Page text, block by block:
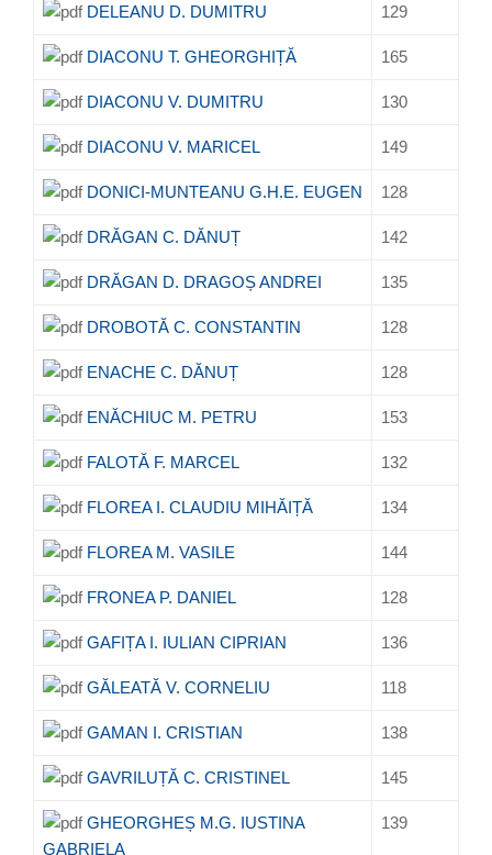
DELEANU D. DUMITRU 129
DIACONU T. GHEORGHIȚĂ 165
DIACONU V. DUMITRU 130
DIACONU V. MARICEL 149
DONICI-MUNTEANU G.H.E. EUGEN 128
DRĂGAN C. DĂNUȚ 142
DRĂGAN D. DRAGOȘ ANDREI 135
DROBOTĂ C. CONSTANTIN 128
ENACHE C. DĂNUȚ 128
ENĂCHIUC M. PETRU 153
FALOTĂ F. MARCEL 132
FLOREA I. CLAUDIU MIHĂIȚĂ 134
FLOREA M. VASILE 144
FRONEA P. DANIEL 128
GAFIȚA I. IULIAN CIPRIAN 136
GĂLEATĂ V. CORNELIU 118
GAMAN I. CRISTIAN 138
GAVRILUȚĂ C. CRISTINEL 145
GHEORGHEȘ M.G. IUSTINA
GABRIELA
139